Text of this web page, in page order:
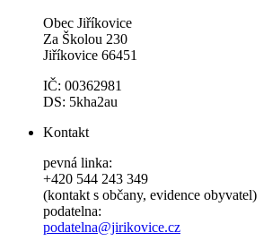
Obec Jiříkovice
Za Školou 230
Jiříkovice 66451
IČ: 00362981
DS: 5kha2au
Kontakt
pevná linka:
+420 544 243 349
(kontakt s občany, evidence obyvatel)
podatelna:
podatelna@jirikovice.cz